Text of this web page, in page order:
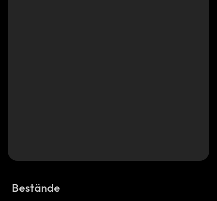
Bestände